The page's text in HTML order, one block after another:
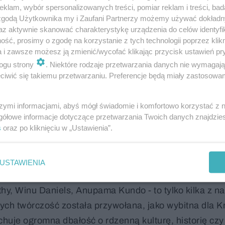
zjednoczyć"
w podróż po współczesnych problemach
zmiany klimatyczne, błędy kolonializmu
- to tylko kilka wątków, które przewijają się
go ogromny smutek, wynikający z faktu, że
teraz upadają. Podkreśla również, jak ważną
wprowadzanie "narracji empatycznej". To oni mają
miast i dobrych budynków, i powinni z tego
ludzkość - zjednoczyć się w poczuciu
do osiągnięcia globalnego sukcesu
Winu Daniels, Anupama Kundo - to tylko kilka z
twórczość została przywołana, jako wybitna dla
ogromna dbałość o rdzenną kulturę, historię
wybór spersonalizowanych treści, pomiar reklam i treści,
Użytkownika my i Zaufani Partnerzy możemy używać
aktywnie skanować charakterystykę urządzenia do celów
prosimy o zgodę na korzystanie z tych technologii poprzez
i zawsze możesz ją zmienić/wycofać klikając przycisk ustawień
strony
. Niektóre rodzaje przetwarzania danych nie
się takiemu przetwarzaniu. Preferencje będą miały
informacjami, abyś mógł świadomie i komfortowo korzystać z
informacje dotyczące przetwarzania Twoich danych
oraz po kliknięciu w „Ustawienia”.
USTAWIENIA